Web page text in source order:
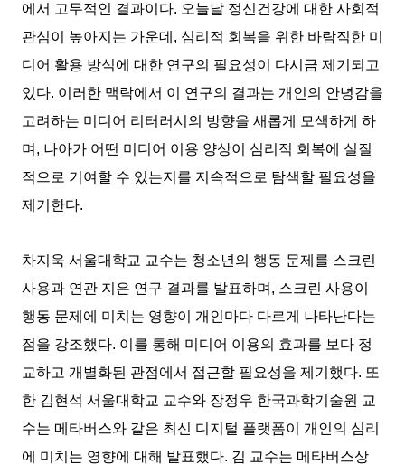
에서 고무적인 결과이다. 오늘날 정신건강에 대한 사회적
관심이 높아지는 가운데, 심리적 회복을 위한 바람직한 미
디어 활용 방식에 대한 연구의 필요성이 다시금 제기되고
있다. 이러한 맥락에서 이 연구의 결과는 개인의 안녕감을
고려하는 미디어 리터러시의 방향을 새롭게 모색하게 하
며, 나아가 어떤 미디어 이용 양상이 심리적 회복에 실질
적으로 기여할 수 있는지를 지속적으로 탐색할 필요성을
제기한다.
차지욱 서울대학교 교수는 청소년의 행동 문제를 스크린
사용과 연관 지은 연구 결과를 발표하며, 스크린 사용이
행동 문제에 미치는 영향이 개인마다 다르게 나타난다는
점을 강조했다. 이를 통해 미디어 이용의 효과를 보다 정
교하고 개별화된 관점에서 접근할 필요성을 제기했다. 또
한 김현석 서울대학교 교수와 장정우 한국과학기술원 교
수는 메타버스와 같은 최신 디지털 플랫폼이 개인의 심리
에 미치는 영향에 대해 발표했다. 김 교수는 메타버스상